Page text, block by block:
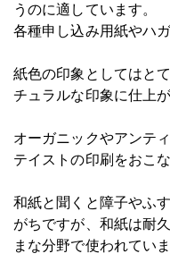
うのに適しています。
各種申し込み用紙やハ
紙色の印象としてはと
チュラルな印象に仕上
オーガニックやアンテ
テイストの印刷をおこ
和紙と聞くと障子やふ
がちですが、和紙は耐
まな分野で使われていま